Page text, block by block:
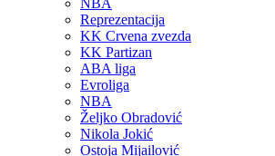
NBA
Reprezentacija
KK Crvena zvezda
KK Partizan
ABA liga
Evroliga
NBA
Željko Obradović
Nikola Jokić
Ostoja Mijailović